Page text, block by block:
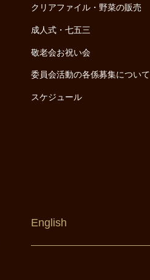
クリアファイル・野菜の販売
成人式・七五三
敬老会お祝い会
委員会活動の各係募集について
スケジュール
English